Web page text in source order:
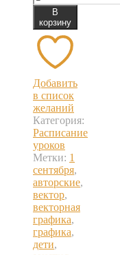
В
корзину
Добавить
в список
желаний
Категория:
Расписание
уроков
Метки: 1
сентября,
авторские,
вектор,
векторная
графика,
графика,
дети,